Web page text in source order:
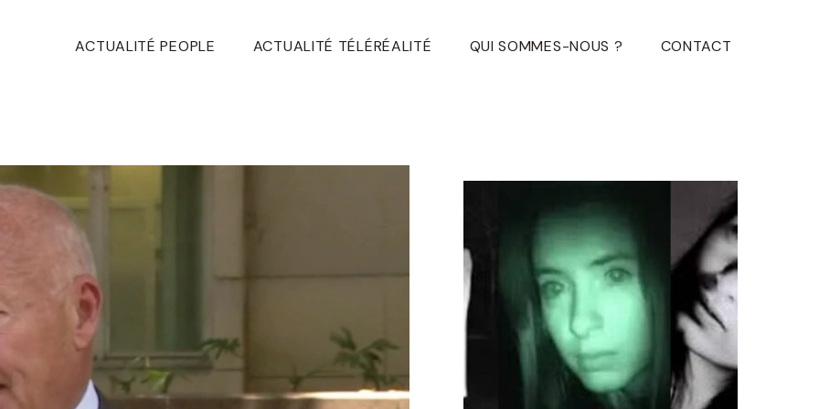
ACTUALITÉ PEOPLE ACTUALITÉ TÉLÉRÉALITÉ QUI SOMMES-NOUS ? CONTACT